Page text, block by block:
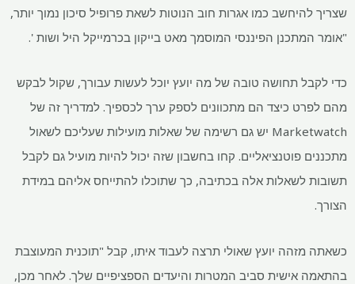
שצריך להיחשב כמו אגרות חוב הנוטות לשאת פרופיל סיכון נמוך יותר,
"אומר המתכנן הפיננסי המוסמך מאט בייקון בכרמייקל היל ושות '.
כדי לקבל תחושה טובה של מה יועץ יוכל לעשות עבורך, שקול לבקש
מהם לפרט כיצד הם מתכוונים לספק ערך לכספיך. למדריך זה של
Marketwatch יש גם רשימה של שאלות מועילות שעליכם לשאול
מתכננים פוטנציאליים. קחו בחשבון שזה יכול להיות מועיל גם לקבל
תשובות לשאלות אלה בכתיבה, כך שתוכלו להתייחס אליהם במידת
הצורך.
כשאתה מזהה יועץ שאולי תרצה לעבוד איתו, קבל "תוכנית המעוצבת
בהתאמה אישית סביב המטרות והיעדים הספציפיים שלך. לאחר מכן,